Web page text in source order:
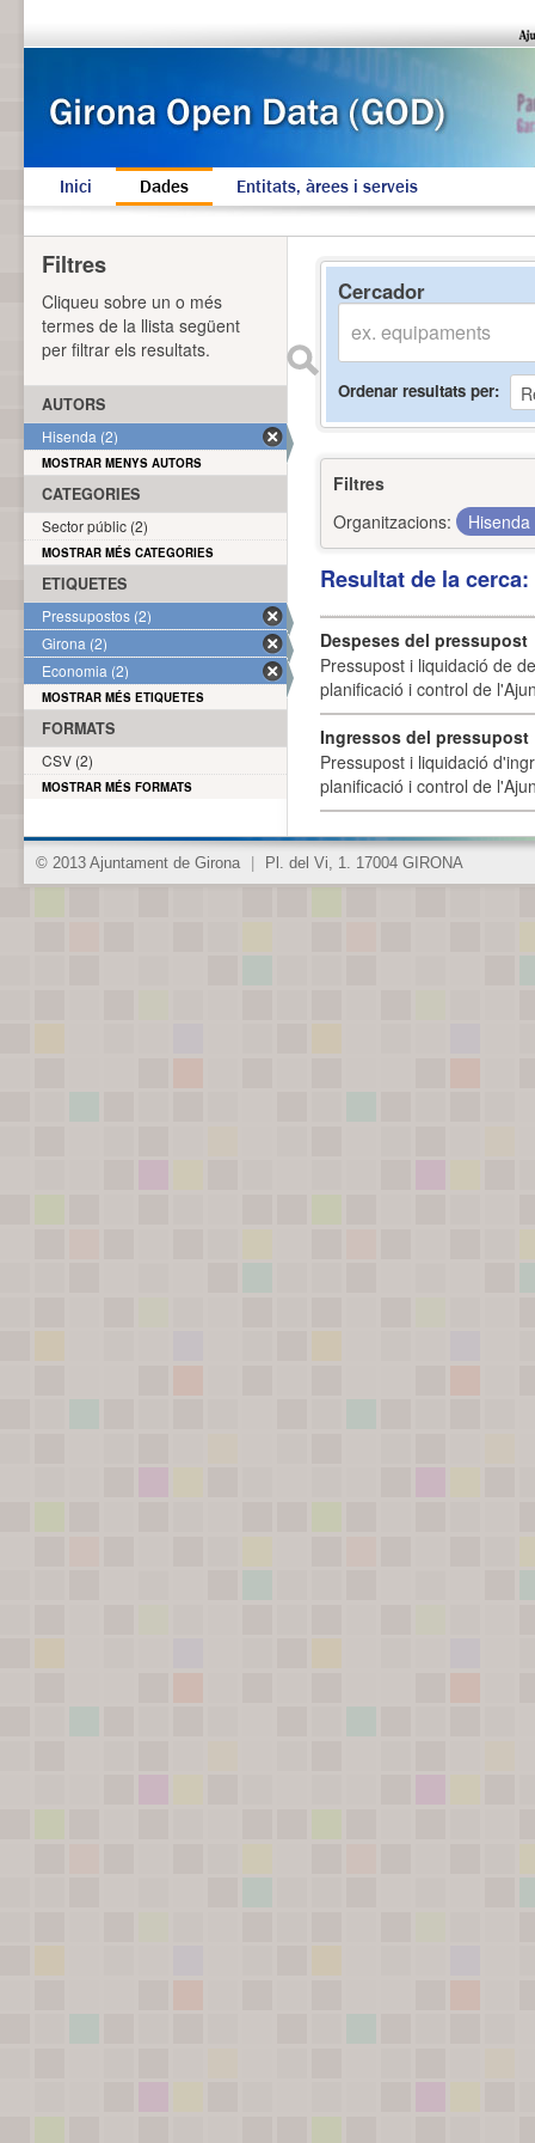
Inici Dades Entitats, àrees i serveis
Cercador
Ordenar resultats per
Filtres
Organitzacions:
Hisenda
Resultat de la
Despeses del pressupost
Pressupost i liquidació de
planificació i control de
Ingressos del pressupost
Pressupost i liquidació
planificació i control de
Filtres
Cliqueu sobre un o més
termes de la llista següent
per filtrar els resultats.
AUTORS
Hisenda (2)
MOSTRAR MENYS AUTORS
CATEGORIES
Sector públic (2)
MOSTRAR MÉS CATEGORIES
ETIQUETES
Pressupostos (2)
Girona (2)
Economia (2)
MOSTRAR MÉS ETIQUETES
FORMATS
CSV (2)
MOSTRAR MÉS FORMATS
© 2013 Ajuntament de Girona Pl. del Vi, 1. 17004 GIRONA